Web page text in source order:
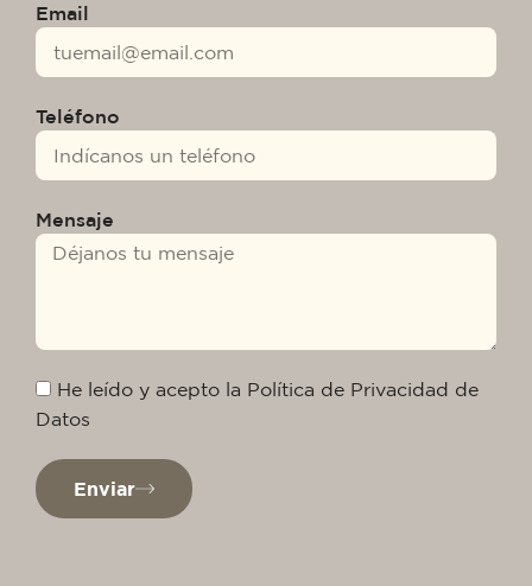
Email
Teléfono
Mensaje
He leído y acepto la Política de Privacidad de
Datos
Enviar